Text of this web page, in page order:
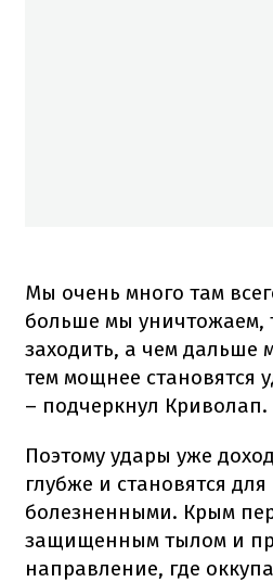
Мы очень много там
больше мы уничтожаем,
заходить, а чем дальше
тем мощнее становятся
– подчеркнул Криволап.
Поэтому удары уже
глубже и становятся
болезненными. Крым
защищенным тылом и
направление, где